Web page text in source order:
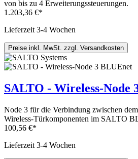
von bis zu 4 Erweiterungssteuerungen.
1.203,36 €*
Lieferzeit 3-4 Wochen
Preise inkl. MwSt. zzgl. Versandkosten
SALTO - Wireless-Node
Node 3 für die Verbindung zwischen
Wireless-Türkomponenten im SALTO
100,56 €*
Lieferzeit 3-4 Wochen